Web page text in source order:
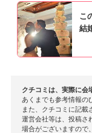
お2人の所縁のあ
ゲストの皆様に
和装姿と会場コ
素敵なご結婚式
何よりでござい
これからもお近
こ
結
クチコミは、実際に会
あくまでも参考情報の
また、クチコミに記載
運営会社等は、投稿さ
場合がございますので